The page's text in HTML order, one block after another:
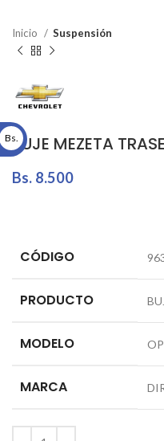
Inicio Suspensión
BUJE MEZETA
Bs. 8.500
CÓDIGO
PRODUCTO
MODELO
MARCA
Bs.